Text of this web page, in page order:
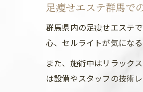
足痩せエステ群馬で
群馬県内の足痩せエステ
心、セルライトが気にな
また、施術中はリラック
は設備やスタッフの技術